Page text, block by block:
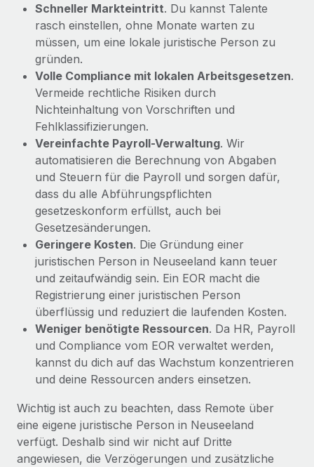
Schneller Markteintritt. Du kannst Talente
rasch einstellen, ohne Monate warten zu
müssen, um eine lokale juristische Person zu
gründen.
Volle Compliance mit lokalen Arbeitsgesetzen.
Vermeide rechtliche Risiken durch
Nichteinhaltung von Vorschriften und
Fehlklassifizierungen.
Vereinfachte Payroll-Verwaltung. Wir
automatisieren die Berechnung von Abgaben
und Steuern für die Payroll und sorgen dafür,
dass du alle Abführungspflichten
gesetzeskonform erfüllst, auch bei
Gesetzesänderungen.
Geringere Kosten. Die Gründung einer
juristischen Person in Neuseeland kann teuer
und zeitaufwändig sein. Ein EOR macht die
Registrierung einer juristischen Person
überflüssig und reduziert die laufenden Kosten.
Weniger benötigte Ressourcen. Da HR, Payroll
und Compliance vom EOR verwaltet werden,
kannst du dich auf das Wachstum konzentrieren
und deine Ressourcen anders einsetzen.
Wichtig ist auch zu beachten, dass Remote über
eine eigene juristische Person in Neuseeland
verfügt. Deshalb sind wir nicht auf Dritte
angewiesen, die Verzögerungen und zusätzliche